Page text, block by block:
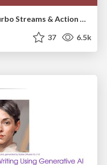
Exploring the Power of Turbo Streams & Action Cable | RailsConf2023
37 6.5k